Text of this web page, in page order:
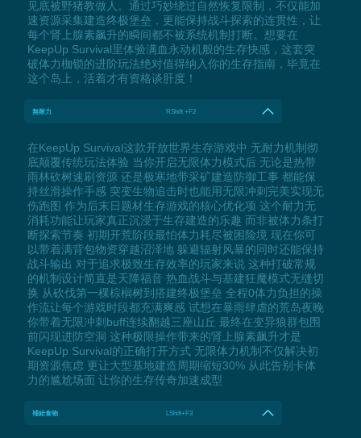
见底被野猪教做人。通过巧妙绕过自然恢复限制，不仅能加
速资源采集建造终极堡垒，更能保持战斗探索的连贯性，让
每个肾上腺素飙升的瞬间都不被系统机制打断。想要在
KeepUp Survival里体验满血永动机般的生存快感，这套突
破体力枷锁的进阶玩法绝对值得纳入你的生存指南，毕竟在
这个岛上，活着才有资格谈肝度！
無耐力 RShift +F2
在KeepUp Survival这款开放世界生存游戏中 无耐力机制彻
底颠覆传统玩法体验 当你开启无限体力模式后 无论是热带
雨林砍树速刷资源 还是极寒地带采矿建造防御工事 都能保
持丝滑操作手感 突变生物追击时也能用无限冲刺完美实现无
伤跑图 作为后末日题材生存游戏的核心优化项 这个耐力无
消耗功能让玩家真正沉浸于生存建造的乐趣 而非被体力条打
断探索节奏 初期开荒阶段最怕体力耗尽被困险境 现在你可
以带着满背包物资穿越沼泽地 躲避辐射风暴的同时还能保持
战斗输出 对于追求极致生存效率的玩家来说 这种打破常规
的机制设计简直是天降福音 热血战斗与基建狂魔模式无缝切
换 从砍伐第一棵棕榈树到搭建终极堡垒 全程0体力负担的操
作流让每个游戏时段都充满爽感 试想在暴雨肆虐的荒岛夜晚
你带着无限冲刺buff连续翻越三座山丘 最终在变异狼群包围
前闪现进防空洞 这种极限操作带来的肾上腺素飙升才是
KeepUp Survival的正确打开方式 无限体力机制不仅解决初
期资源焦虑 更让大型基地建造周期缩短30% 从此告别卡体
力的尴尬场面 让你的生存传奇加速成型
補給食物 LShift+F3